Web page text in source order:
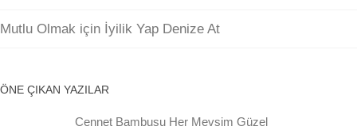
Mutlu Olmak için İyilik Yap Denize At
ÖNE ÇIKAN YAZILAR
Cennet Bambusu Her Mevsim Güzel